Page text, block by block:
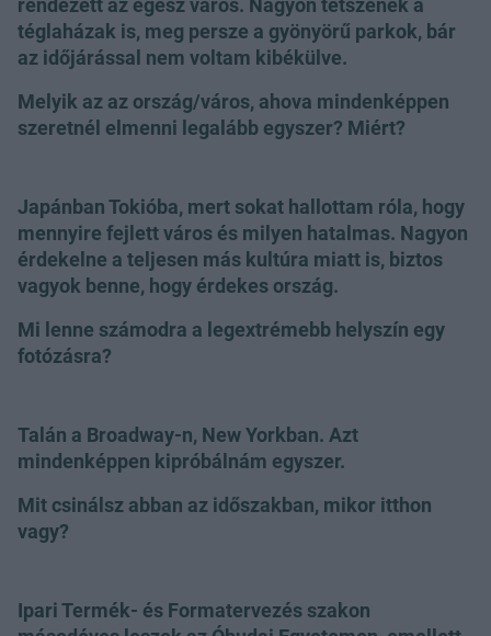
rendezett az egész város. Nagyon tetszenek a
téglaházak is, meg persze a gyönyörű parkok, bár
az időjárással nem voltam kibékülve.
Melyik az az ország/város, ahova mindenképpen
szeretnél elmenni legalább egyszer? Miért?
Japánban Tokióba, mert sokat hallottam róla, hogy
mennyire fejlett város és milyen hatalmas. Nagyon
érdekelne a teljesen más kultúra miatt is, biztos
vagyok benne, hogy érdekes ország.
Mi lenne számodra a legextrémebb helyszín egy
fotózásra?
Talán a Broadway-n, New Yorkban. Azt
mindenképpen kipróbálnám egyszer.
Mit csinálsz abban az időszakban, mikor itthon
vagy?
Ipari Termék- és Formatervezés szakon